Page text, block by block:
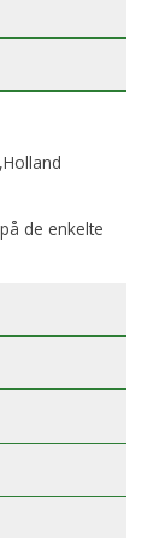
de enkelte